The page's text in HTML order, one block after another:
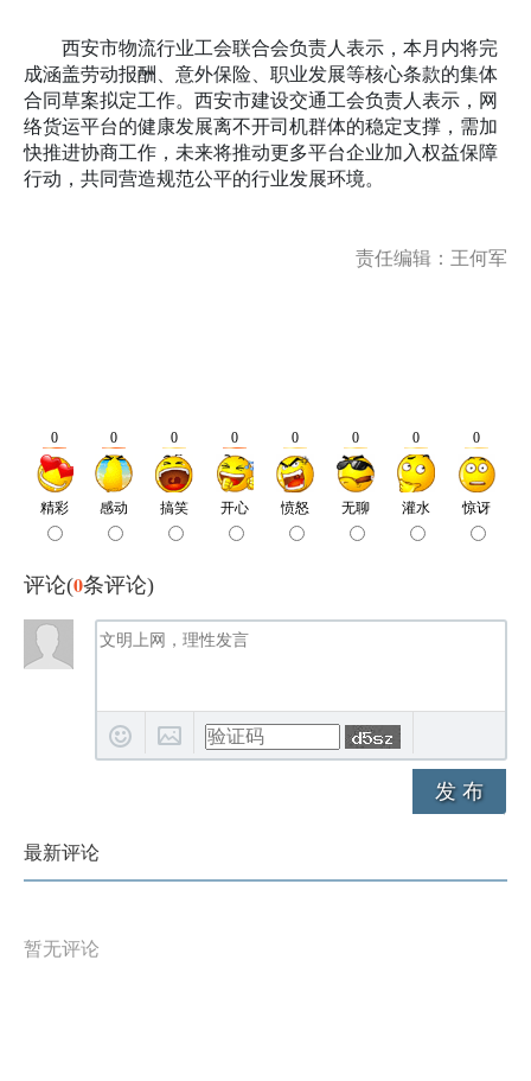
西安市物流行业工会联合会负责人表示，本月内将完
成涵盖劳动报酬、意外保险、职业发展等核心条款的集体
合同草案拟定工作。西安市建设交通工会负责人表示，网
络货运平台的健康发展离不开司机群体的稳定支撑，需加
快推进协商工作，未来将推动更多平台企业加入权益保障
行动，共同营造规范公平的行业发展环境。
责任编辑：王何军
评论(0条评论)
发 布
最新评论
暂无评论